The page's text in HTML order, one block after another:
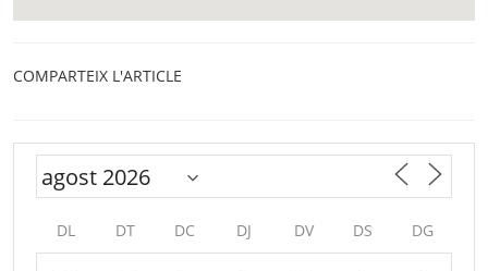
COMPARTEIX L'ARTICLE
DL DT DC DJ DV DS DG